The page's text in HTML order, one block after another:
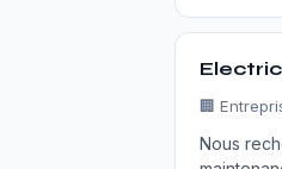
🏢
Nous